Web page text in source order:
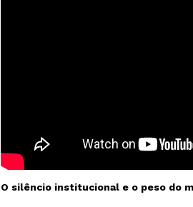
O silêncio institucional e o peso do